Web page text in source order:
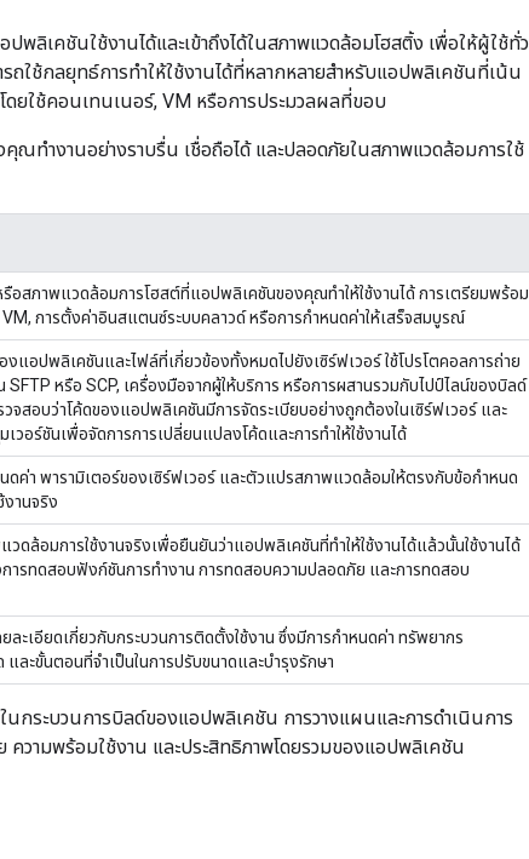
พลิเคชันใช้งานได้และเข้าถึงได้ในสภาพแวดล้อมโฮสติ้ง เพื่อให้ผู้ใช้ทั่ว
ใช้กลยุทธ์การทำให้ใช้งานได้ที่หลากหลายสำหรับแอปพลิเคชันที่เน้น
ยใช้คอนเทนเนอร์, VM หรือการประมวลผลที่ขอบ
ทำงานอย่างราบรื่น เชื่อถือได้ และปลอดภัยในสภาพแวดล้อมการใช้
รือสภาพแวดล้อมการโฮสต์ที่แอปพลิเคชันของคุณทำให้ใช้งานได้ การเตรียมพร้อม
การตั้งค่าอินสแตนซ์ระบบคลาวด์ หรือการกำหนดค่าให้เสร็จสมบูรณ์
งแอปพลิเคชันและไฟล์ที่เกี่ยวข้องทั้งหมดไปยังเซิร์ฟเวอร์ ใช้โปรโตคอลการถ่าย
SFTP หรือ SCP, เครื่องมือจากผู้ให้บริการ หรือการผสานรวมกับไปป์ไลน์ของบิลด์
จสอบว่าโค้ดของแอปพลิเคชันมีการจัดระเบียบอย่างถูกต้องในเซิร์ฟเวอร์ และ
วอร์ชันเพื่อจัดการการเปลี่ยนแปลงโค้ดและการทำให้ใช้งานได้
ดค่า พารามิเตอร์ของเซิร์ฟเวอร์ และตัวแปรสภาพแวดล้อมให้ตรงกับข้อกำหนด
านจริง
วดล้อมการใช้งานจริงเพื่อยืนยันว่าแอปพลิเคชันที่ทำให้ใช้งานได้แล้วนั้นใช้งานได้
ารทดสอบฟังก์ชันการทำงาน การทดสอบความปลอดภัย และการทดสอบ
ยละเอียดเกี่ยวกับกระบวนการติดตั้งใช้งาน ซึ่งมีการกำหนดค่า ทรัพยากร
ละขั้นตอนที่จำเป็นในการปรับขนาดและบำรุงรักษา
กระบวนการบิลด์ของแอปพลิเคชัน การวางแผนและการดำเนินการ
วามพร้อมใช้งาน และประสิทธิภาพโดยรวมของแอปพลิเคชัน